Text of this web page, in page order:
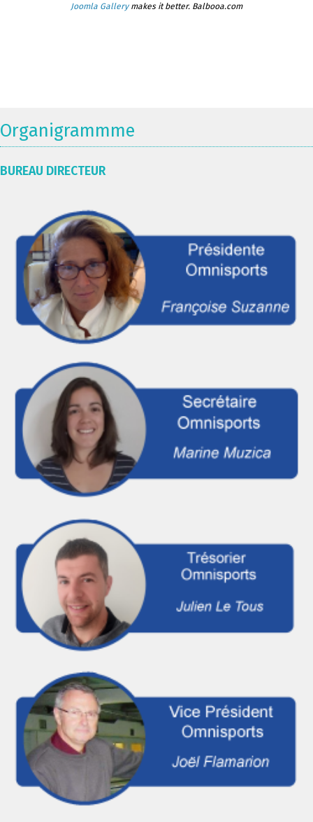
Joomla Gallerymakes it better. Balbooa.com
Organigrammme
BUREAU DIRECTEUR